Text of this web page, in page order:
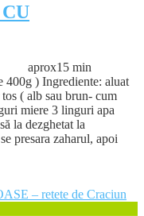
aprox15 min
) Ingrediente: aluat
( alb sau brun- cum
miere 3 linguri apa
la dezghetat la
presara zaharul, apoi